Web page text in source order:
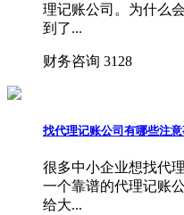
理记账公司。为什么
到了...
财务咨询 3128
找代理记账公司有哪些注
很多中小企业想找代
一个靠谱的代理记账
给大...